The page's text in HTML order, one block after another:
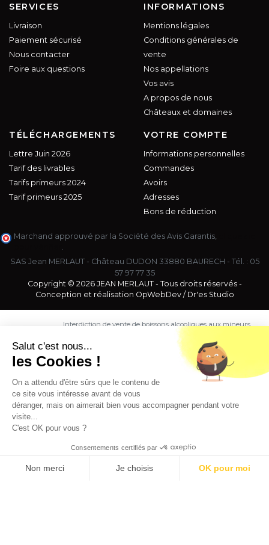
SERVICES
Livraison
Paiement sécurisé
Nous contacter
Foire aux questions
INFORMATIONS
Mentions légales
Conditions générales de
vente
Nos appellations
Vos avis
A propos de nous
Châteaux et domaines
TÉLÉCHARGEMENTS
Lettre Juin 2026
Tarif des livrables
Tarifs primeurs 2024
Tarif primeurs 2025
VOTRE COMPTE
Informations personnelles
Commandes
Avoirs
Adresses
Bons de réduction
Marchand approuvé par la Société des Avis Garantis,
SAS Jean MERLAUT - Château DUDON 33880 BAURECH - Tél. : 05
57 97 77 35
Copyright © 2026 JEAN MERLAUT - Tous droits réservés -
Conception et réalisation OpWebDev/ Dr'es Studio
Interdiction de vente de boissons alcooliques aux mineurs
de moins de 18 ans. La preuve de majorité de l'acheteur
est exigée au moment de la vente en ligne.
CODE DE LA SANTE PUBLIQUE, ART. L. 3342-1 et L. 3353-3
L'abus d'alcool est dangereux pour la santé. Sachez
Salut c'est nous...
les Cookies !
On a attendu d'être sûrs que le contenu de
ce site vous intéresse avant de vous
déranger, mais on aimerait bien vous accompagner pendant votre
visite...
C'est OK pour vous ?
Consentements certifiés par
Non merci Je choisis OK pour moi
★★★★★